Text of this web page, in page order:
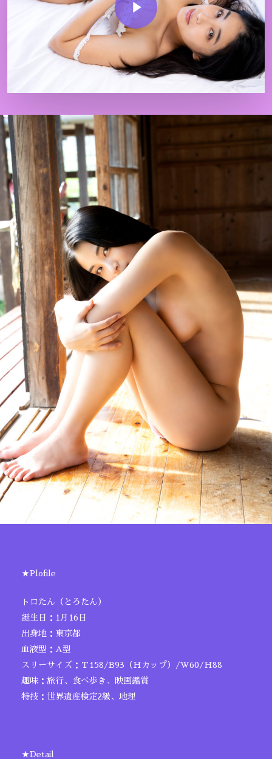
★Plofile
トロたん（とろたん）
誕生日：1月16日
出身地：東京都
血液型：A型
スリーサイズ：Ｔ158/B93（Hカップ）/W60/H88
趣味：旅行、食べ歩き、映画鑑賞
特技：世界遺産検定2級、地理
★Detail